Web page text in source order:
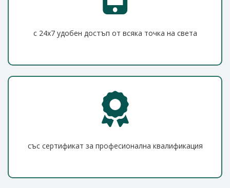
с 24x7 удобен достъп от всяка точка на света
със сертификат за професионална квалификация